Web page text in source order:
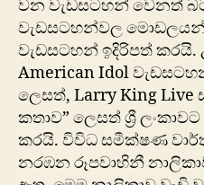
වන වැඩසටහන් වෙනත්
වැඩසටහන්වල මොඩලයන්
වැඩසටහන් ඉදිරිපත්
American Idol
ලෙසත්, Larry King Live
කතාව” ලෙසත් ශ්‍රී
කරයි. විවිධ සමීක්ෂණ
නරඹන රූපවාහිනී